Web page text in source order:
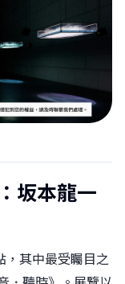
坂本龍一
，其中最受矚目之